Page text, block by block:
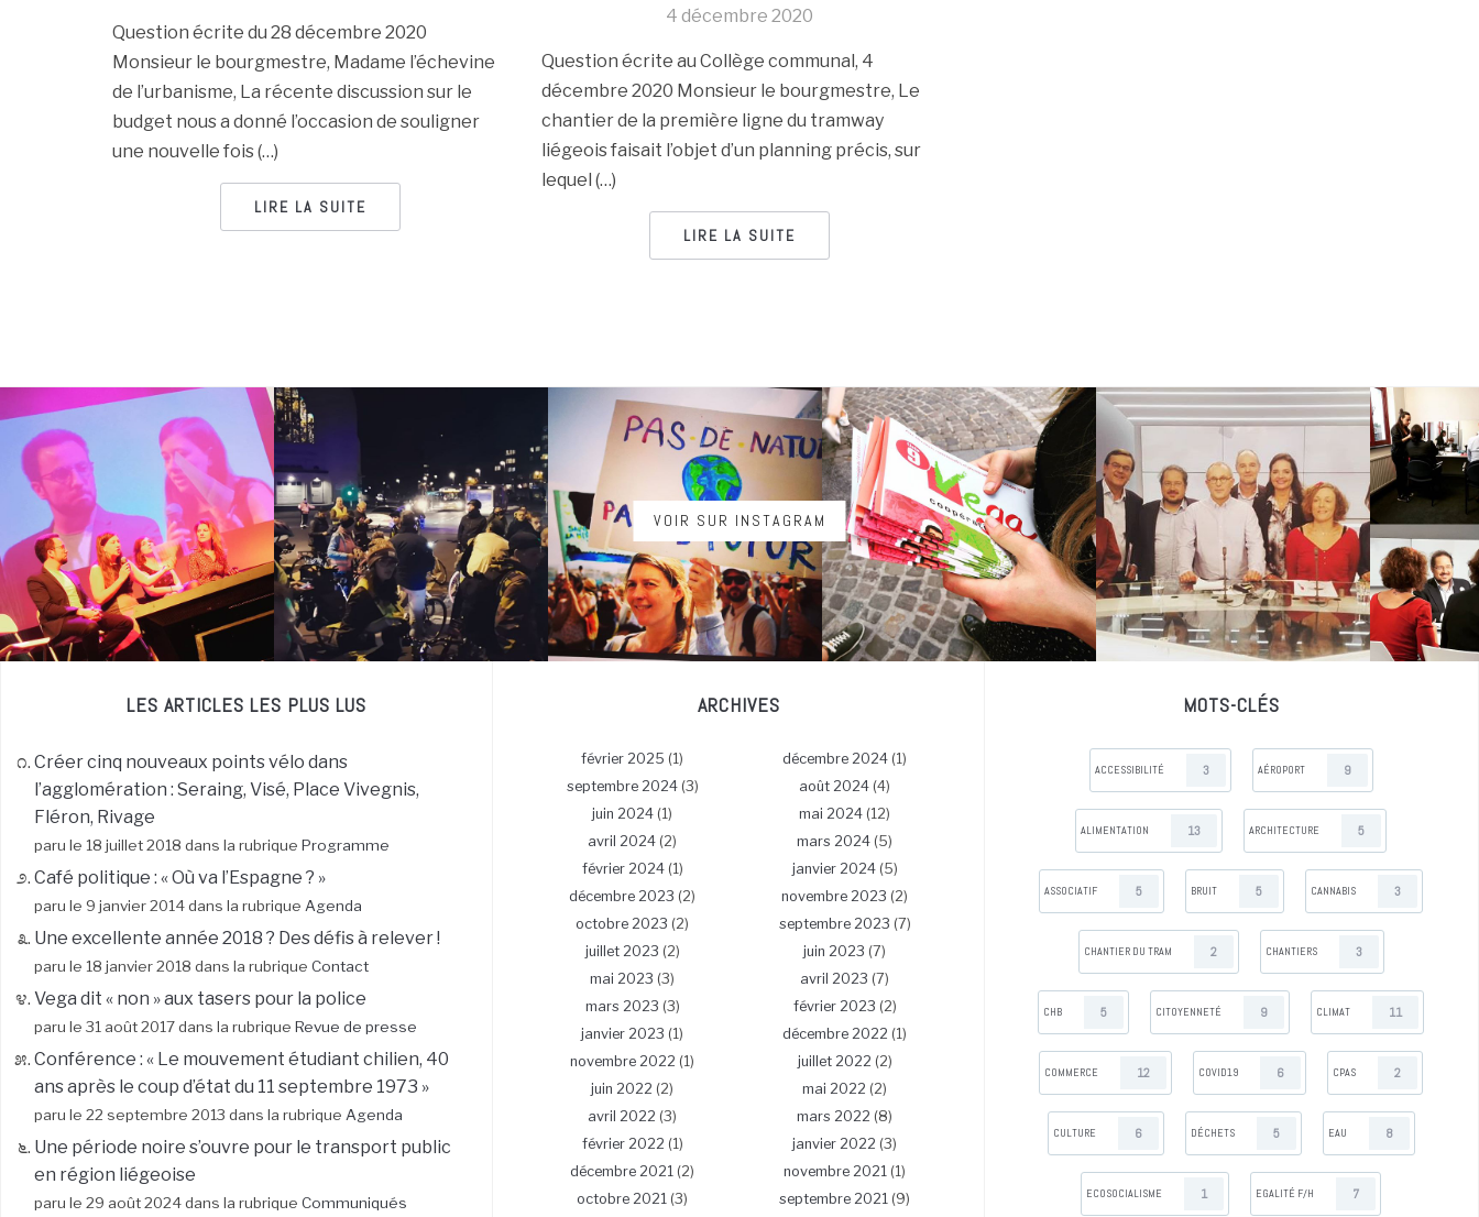
Question écrite du 28 décembre 2020
Monsieur le bourgmestre, Madame l’échevine
de l’urbanisme, La récente discussion sur le
budget nous a donné l’occasion de souligner
une nouvelle fois (…)
LIRE LA SUITE
4 décembre 2020
Question écrite au Collège communal, 4
décembre 2020 Monsieur le bourgmestre, Le
chantier de la première ligne du tramway
liégeois faisait l’objet d’un planning précis, sur
lequel (…)
LIRE LA SUITE
VOIR SUR INSTAGRAM
LES ARTICLES LES PLUS LUS
Créer cinq nouveaux points vélo dans
l’agglomération : Seraing, Visé, Place Vivegnis,
Fléron, Rivage
paru le 18 juillet 2018 dans la rubrique Programme
Café politique : « Où va l’Espagne ? »
paru le 9 janvier 2014 dans la rubrique Agenda
Une excellente année 2018 ? Des défis à relever !
paru le 18 janvier 2018 dans la rubrique Contact
Vega dit « non » aux tasers pour la police
paru le 31 août 2017 dans la rubrique Revue de presse
Conférence : « Le mouvement étudiant chilien, 40
ans après le coup d’état du 11 septembre 1973 »
paru le 22 septembre 2013 dans la rubrique Agenda
Une période noire s’ouvre pour le transport public
en région liégeoise
paru le 29 août 2024 dans la rubrique Communiqués
ARCHIVES
février 2025 (1) décembre 2024 (1)
septembre 2024(3) août 2024 (4)
juin 2024 (1) mai 2024 (12)
avril 2024 (2) mars 2024 (5)
février 2024(1) janvier 2024(5)
décembre 2023 (2) novembre 2023 (2)
octobre 2023 (2) septembre 2023 (7)
juillet 2023 (2) juin 2023 (7)
mai 2023 (3) avril 2023 (7)
mars 2023 (3) février 2023 (2)
janvier 2023 (1) décembre 2022 (1)
novembre 2022 (1) juillet 2022 (2)
juin 2022 (2) mai 2022 (2)
avril 2022 (3) mars 2022 (8)
février 2022 (1) janvier 2022 (3)
décembre 2021 (2) novembre 2021 (1)
octobre 2021 (3) septembre 2021 (9)
MOTS-CLÉS
ACCESSIBILITÉ 3 AÉROPORT 9
ALIMENTATION 13 ARCHITECTURE 5
ASSOCIATIF 5 BRUIT 5 CANNABIS 3
CHANTIER DU TRAM 2 CHANTIERS 3
CHB 5 CITOYENNETÉ 9 CLIMAT 11
COMMERCE 12 COVID19 6 CPAS 2
CULTURE 6 DÉCHETS 5 EAU 8
ECOSOCIALISME 1 EGALITÉ F/H 7